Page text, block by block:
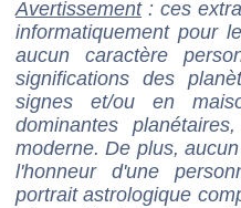
Avertissement: ces
informatiquement pour
aucun caractère
significations des
signes et/ou en
dominantes
moderne. De plus,
l'honneur d'une
portrait astrologique